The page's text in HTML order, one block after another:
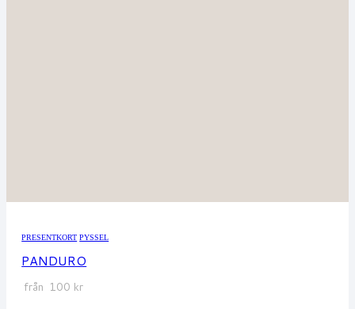
PRESENTKORT PYSSEL
PANDURO
från 100 kr